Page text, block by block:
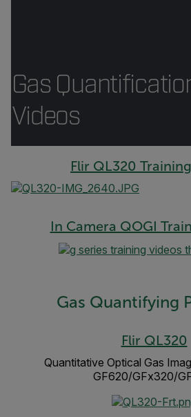
Gas
Videos
Flir QL320
In Camera QOGI
Gas Quantifying
Flir QL320
Quantitative Optical Gas
GF620/GFx320/